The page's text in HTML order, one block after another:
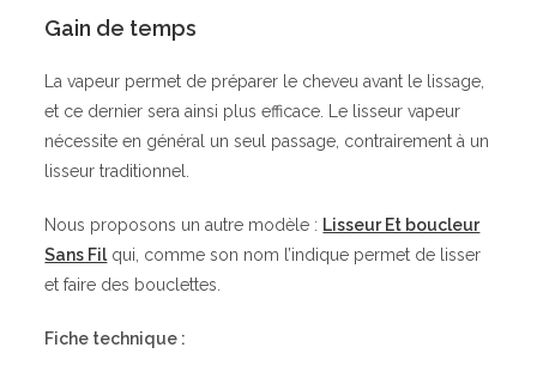
Gain de temps
La vapeur permet de préparer le cheveu avant le lissage,
et ce dernier sera ainsi plus efficace. Le lisseur vapeur
nécessite en général un seul passage, contrairement à un
lisseur traditionnel.
Nous proposons un autre modèle : Lisseur Et boucleur
Sans Filqui, comme son nom l’indique permet de lisser
et faire des bouclettes.
Fiche technique :